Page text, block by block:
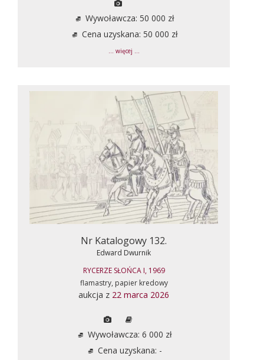
Wywoławcza: 50 000 zł
Cena uzyskana: 50 000 zł
... więcej ...
Nr Katalogowy 132.
Edward Dwurnik
RYCERZE SŁOŃCA I, 1969
flamastry, papier kredowy
aukcja z 22 marca 2026
Wywoławcza: 6 000 zł
Cena uzyskana: -